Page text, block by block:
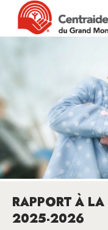
RAPPORT À
2025-2026